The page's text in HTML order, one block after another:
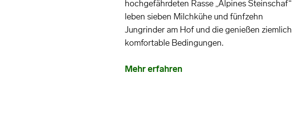
hochgefährdeten Rasse „Alpines Steinschaf“
leben sieben Milchkühe und fünfzehn
Jungrinder am Hof und die genießen ziemlich
komfortable Bedingungen.
Mehr erfahren